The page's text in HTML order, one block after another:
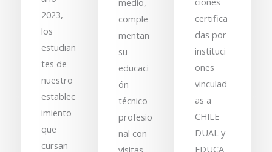
2023,
los
estudian
tes de
nuestro
establec
imiento
que
cursan
medio,
comple
mentan
su
educaci
ón
técnico-
profesio
nal con
certifica
das por
instituci
ones
vinculad
as a
CHILE
DUAL y
EDUCA